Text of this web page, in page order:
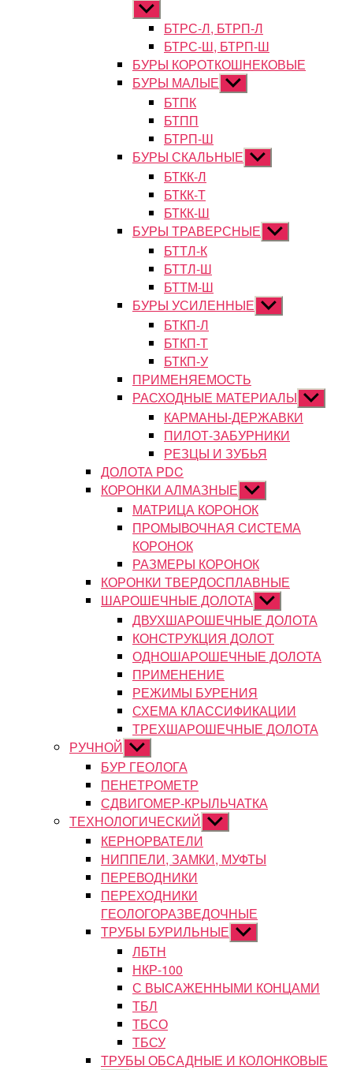
Показывать
подменюБТРС-Л, БТРП-Л
БТРС-Ш, БТРП-Ш
БУРЫ КОРОТКОШНЕКОВЫЕ
БУРЫ МАЛЫЕ Показывать
подменю
БТПК
БТПП
БТРП-Ш
БУРЫ СКАЛЬНЫЕ Показывать
подменю
БТКК-Л
БТКК-Т
БТКК-Ш
БУРЫ ТРАВЕРСНЫЕ Показывать
подменю
БТТЛ-К
БТТЛ-Ш
БТТМ-Ш
БУРЫ УСИЛЕННЫЕ Показывать
подменю
БТКП-Л
БТКП-Т
БТКП-У
ПРИМЕНЯЕМОСТЬ
РАСХОДНЫЕ МАТЕРИАЛЫ
подменю
КАРМАНЫ-ДЕРЖАВКИ
ПИЛОТ-ЗАБУРНИКИ
РЕЗЦЫ И ЗУБЬЯ
ДОЛОТА PDC
КОРОНКИ АЛМАЗНЫЕ Показывать
подменю
МАТРИЦА КОРОНОК
ПРОМЫВОЧНАЯ СИСТЕМА
КОРОНОК
РАЗМЕРЫ КОРОНОК
КОРОНКИ ТВЕРДОСПЛАВНЫЕ
ШАРОШЕЧНЫЕ ДОЛОТА Показывать
подменю
ДВУХШАРОШЕЧНЫЕ ДОЛОТА
КОНСТРУКЦИЯ ДОЛОТ
ОДНОШАРОШЕЧНЫЕ ДОЛОТА
ПРИМЕНЕНИЕ
РЕЖИМЫ БУРЕНИЯ
СХЕМА КЛАССИФИКАЦИИ
ТРЕХШАРОШЕЧНЫЕ ДОЛОТА
РУЧНОЙ Показывать
подменю
БУР ГЕОЛОГА
ПЕНЕТРОМЕТР
СДВИГОМЕР-КРЫЛЬЧАТКА
ТЕХНОЛОГИЧЕСКИЙ Показывать
подменю
КЕРНОРВАТЕЛИ
НИППЕЛИ, ЗАМКИ, МУФТЫ
ПЕРЕВОДНИКИ
ПЕРЕХОДНИКИ
ГЕОЛОГОРАЗВЕДОЧНЫЕ
ТРУБЫ БУРИЛЬНЫЕ Показывать
подменю
ЛБТН
НКР-100
С ВЫСАЖЕННЫМИ КОНЦАМИ
ТБЛ
ТБСО
ТБСУ
ТРУБЫ ОБСАДНЫЕ И КОЛОНКОВЫЕ